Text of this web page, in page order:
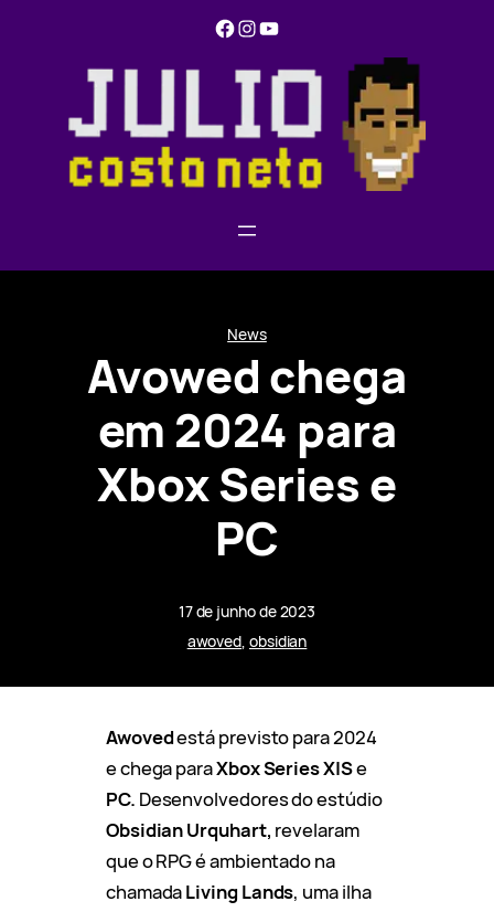
Facebook Instagram YouTube
News
Avowed chega
em 2024 para
Xbox Series e
PC
17 de junho de 2023
awoved, obsidian
Awovedestá previsto para 2024
e chega paraXbox Series X|Se
PC. Desenvolvedores do estúdio
Obsidian Urquhart, revelaram
que o RPG é ambientado na
chamadaLiving Lands, uma ilha